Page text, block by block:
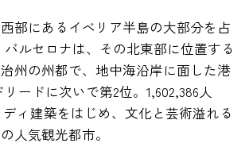
部にあるイベリア半島の大部分を占
ルセロナは、その北東部に位置する
州の州都で、地中海沿岸に面した港
ードに次いで第2位。1,602,386人
ディ建築をはじめ、文化と芸術溢れる
人気観光都市。